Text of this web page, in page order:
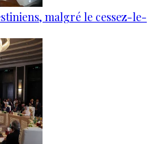
malgré le cessez-le-